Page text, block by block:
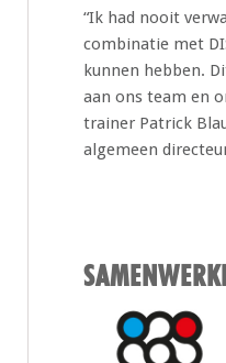
“Ik had nooit
combinatie met
kunnen hebben.
aan ons team en
trainer Patrick
algemeen